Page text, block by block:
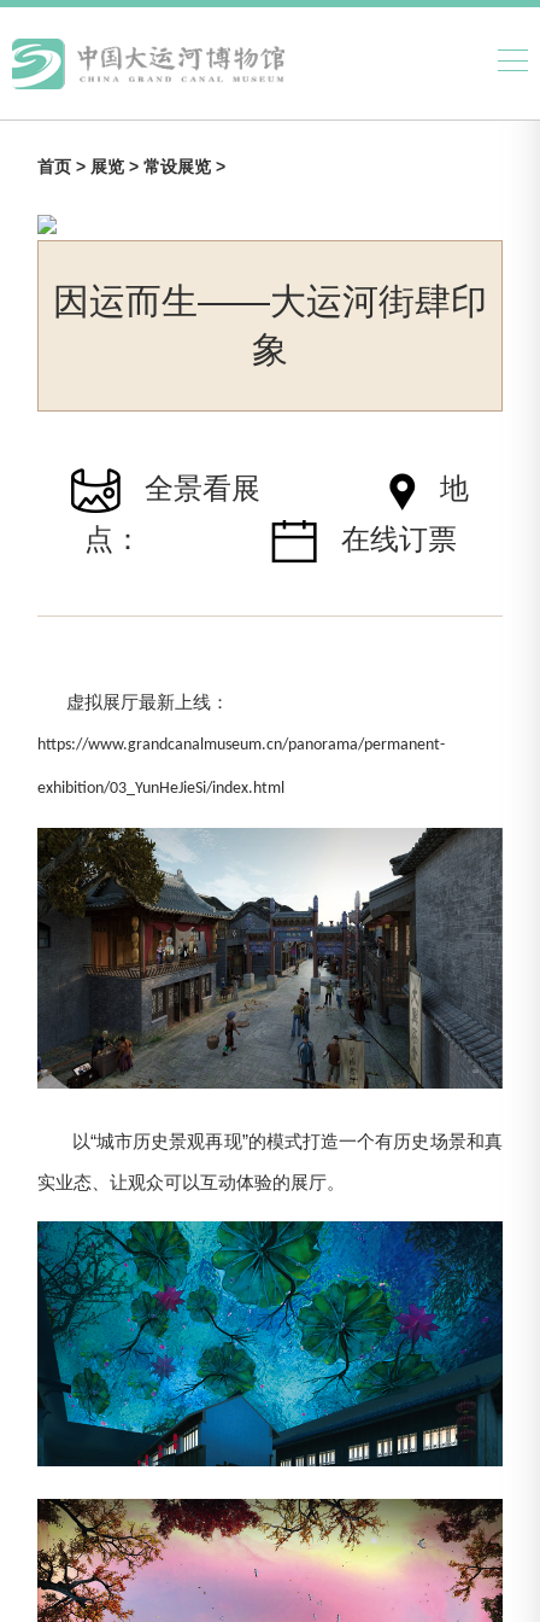
首页 > 展览 >常设展览 >
因运而生——大运河街肆印
象
全景看展
地
点：
在线订票
虚拟展厅最新上线：
https://www.grandcanalmuseum.cn/panorama/permanent-
exhibition/03_YunHeJieSi/index.html
以“城市历史景观再现”的模式打造一个有历史场景和真
实业态、让观众可以互动体验的展厅。